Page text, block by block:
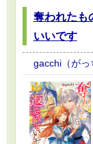
奪われたも
いいです
gacchi（がっ